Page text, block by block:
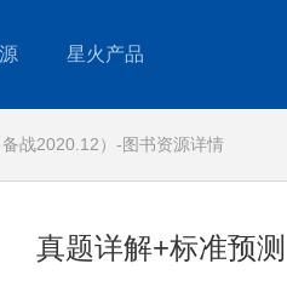
星火产品
战2020.12）-图书资源详情
真题详解+标准预